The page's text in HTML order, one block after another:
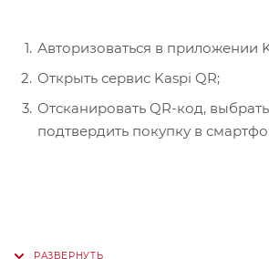
Авторизоваться в приложении
Открыть сервис Kaspi QR;
Отсканировать QR-код,
подтвердить покупку в